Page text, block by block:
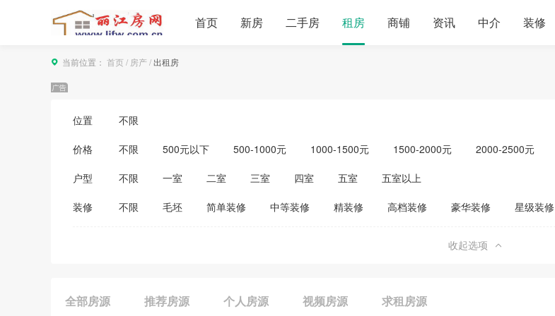
首页 新房 二手房 租房 商铺 资讯 中介 装修
当前位置： 首页 / 房产/出租房
位置 不限
价格 不限 500元以下 500-1000元 1000-1500元 1500-2000元 2000-2500元
3500-4000元
4000-5000元 5000元以上 单身公寓
户型 不限 一室 二室 三室 四室 五室 五室以上
装修 不限 毛坯 简单装修 中等装修 精装修 高档装修 豪华装修 星级装修
收起选项
全部房源 推荐房源 个人房源 视频房源 求租房源